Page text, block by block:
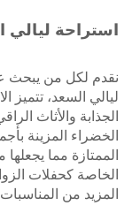
استراحة
نقدم لكل من يبحث
ليالي السعد، تتميز
الجذابة والأثاث
الخضراء المزينة
الممتازة مما
الخاصة كحفلات
المزيد من